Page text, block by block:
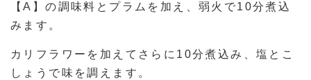
【A】の調味料とプラムを加え、弱火で10分煮込
みます。
カリフラワーを加えてさらに10分煮込み、塩とこ
しょうで味を調えます。